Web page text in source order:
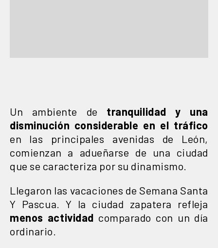
Un ambiente de tranquilidad y una
disminución considerable en el tráfico
en las principales avenidas de León,
comienzan a adueñarse de una ciudad
que se caracteriza por su dinamismo.
Llegaron las vacaciones de Semana Santa
Y Pascua. Y la ciudad zapatera refleja
menos actividad comparado con un día
ordinario.